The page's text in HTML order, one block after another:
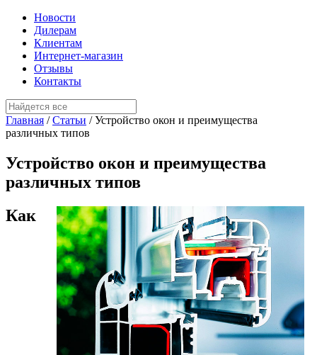
Новости
Дилерам
Клиентам
Интернет-магазин
Отзывы
Контакты
Главная / Статьи /Устройство окон и преимущества
различных типов
Устройство окон и преимущества
различных типов
Как